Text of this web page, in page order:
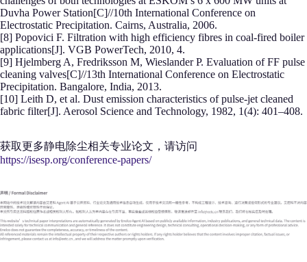
Duvha Power Station[C]//10th International Conference on
Electrostatic Precipitation. Cairns, Australia, 2006.
[8] Popovici F. Filtration with high efficiency fibres in coal-fired boiler
applications[J]. VGB PowerTech, 2010, 4.
[9] Hjelmberg A, Fredriksson M, Wieslander P. Evaluation of FF pulse
cleaning valves[C]//13th International Conference on Electrostatic
Precipitation. Bangalore, India, 2013.
[10] Leith D, et al. Dust emission characteristics of pulse-jet cleaned
fabric filter[J]. Aerosol Science and Technology, 1982, 1(4): 401–408.
获取更多静电除尘相关专业论文，请访问
https://isesp.org/conference-papers/